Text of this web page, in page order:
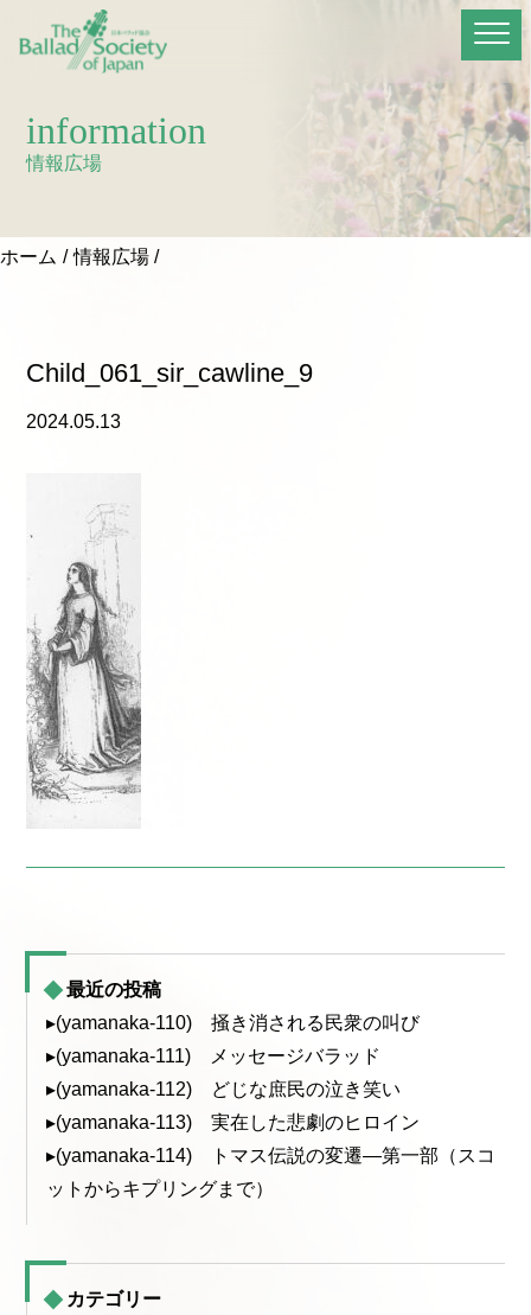
information
情報広場
ホーム 情報広場
Child_061_sir_cawline_9
2024.05.13
最近の投稿
▸(yamanaka-110) 掻き消される民衆の叫び
▸(yamanaka-111) メッセージバラッド
▸(yamanaka-112) どじな庶民の泣き笑い
▸(yamanaka-113) 実在した悲劇のヒロイン
▸(yamanaka-114) トマス伝説の変遷—第一部（スコ
ットからキプリングまで）
カテゴリー